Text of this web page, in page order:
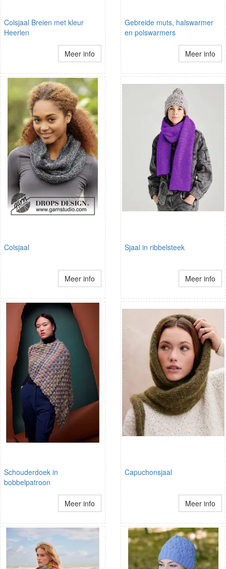
Colsjaal Breien met kleur
Heerlen
Meer info
Gebreide muts, halswarmer
en polswarmers
Meer info
Colsjaal
Meer info
Sjaal in ribbelsteek
Meer info
Schouderdoek in
bobbelpatroon
Meer info
Capuchonsjaal
Meer info